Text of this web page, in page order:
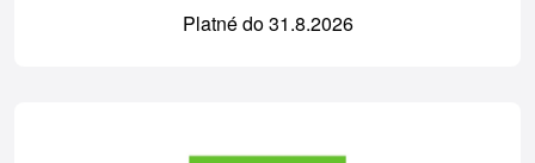
Platné do 31.8.2026